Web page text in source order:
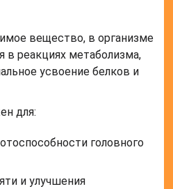
вещество, в организме
в реакциях метаболизма,
усвоение белков и
для:
головного
и улучшения